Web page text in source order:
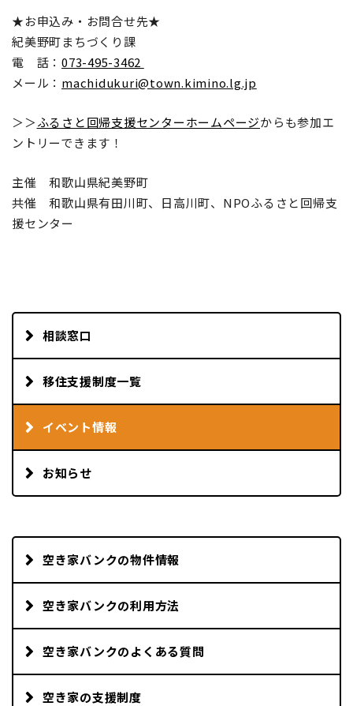
★お申込み・お問合せ先★
紀美野町まちづくり課
電 話： 073-495-3462
メール： machidukuri@town.kimino.lg.jp
＞＞ふるさと回帰支援センターホームページからも参加エ
ントリーできます！
主催 和歌山県紀美野町
共催 和歌山県有田川町、日高川町、NPOふるさと回帰支
援センター
相談窓口
移住支援制度一覧
イベント情報
お知らせ
空き家バンクの物件情報
空き家バンクの利用方法
空き家バンクのよくある質問
空き家の支援制度